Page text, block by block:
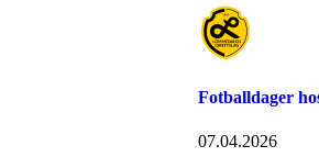
Fotballdager
07.04.2026